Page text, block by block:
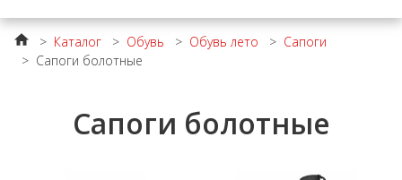
> Каталог > Обувь > Обувь лето > Сапоги
> Сапоги болотные
Сапоги болотные